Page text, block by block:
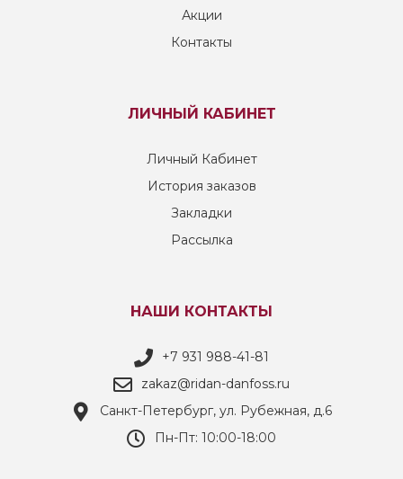
Акции
Контакты
ЛИЧНЫЙ КАБИНЕТ
Личный Кабинет
История заказов
Закладки
Рассылка
НАШИ КОНТАКТЫ
+7 931 988-41-81
zakaz@ridan-danfoss.ru
Санкт-Петербург, ул. Рубежная, д.6
Пн-Пт: 10:00-18:00